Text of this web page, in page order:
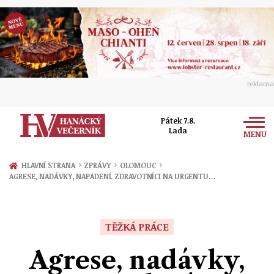
reklama
Pátek 7.8.
Lada
MENU
Zprávy
Přerov
Ekonomika
Ženy
Sport
HLAVNÍ STRANA › ZPRÁVY › OLOMOUC ›
AGRESE, NADÁVKY, NAPADENÍ. ZDRAVOTNÍCI NA URGENTU…
TĚŽKÁ PRÁCE
Agrese, nadávky,